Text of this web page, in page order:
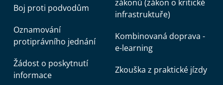
Boj proti podvodům
Oznamování
protiprávního jednání
Žádost o poskytnutí
informace
zákonů (zákon o kritické
infrastruktuře)
Kombinovaná doprava -
e-learning
Zkouška z praktické jízdy